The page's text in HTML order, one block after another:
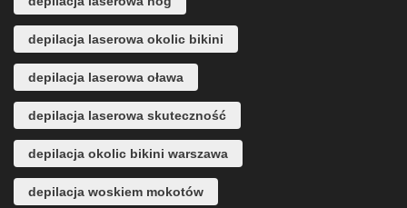
depilacja laserowa okolic bikini
depilacja laserowa oława
depilacja laserowa skuteczność
depilacja okolic bikini warszawa
depilacja woskiem mokotów